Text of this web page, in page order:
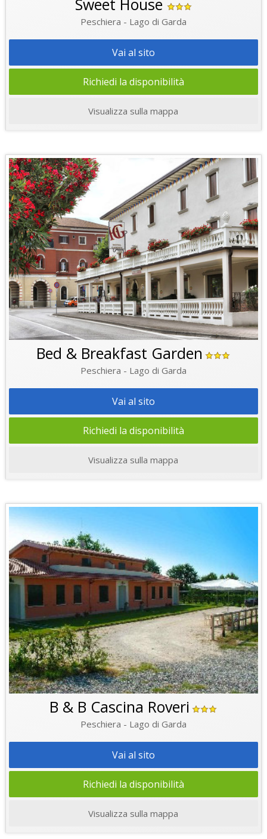
Sweet House
Peschiera - Lago di Garda
Vai al sito
Richiedi la disponibilità
Visualizza sulla mappa
Bed & Breakfast Garden
Peschiera - Lago di Garda
Vai al sito
Richiedi la disponibilità
Visualizza sulla mappa
B & B Cascina Roveri
Peschiera - Lago di Garda
Vai al sito
Richiedi la disponibilità
Visualizza sulla mappa